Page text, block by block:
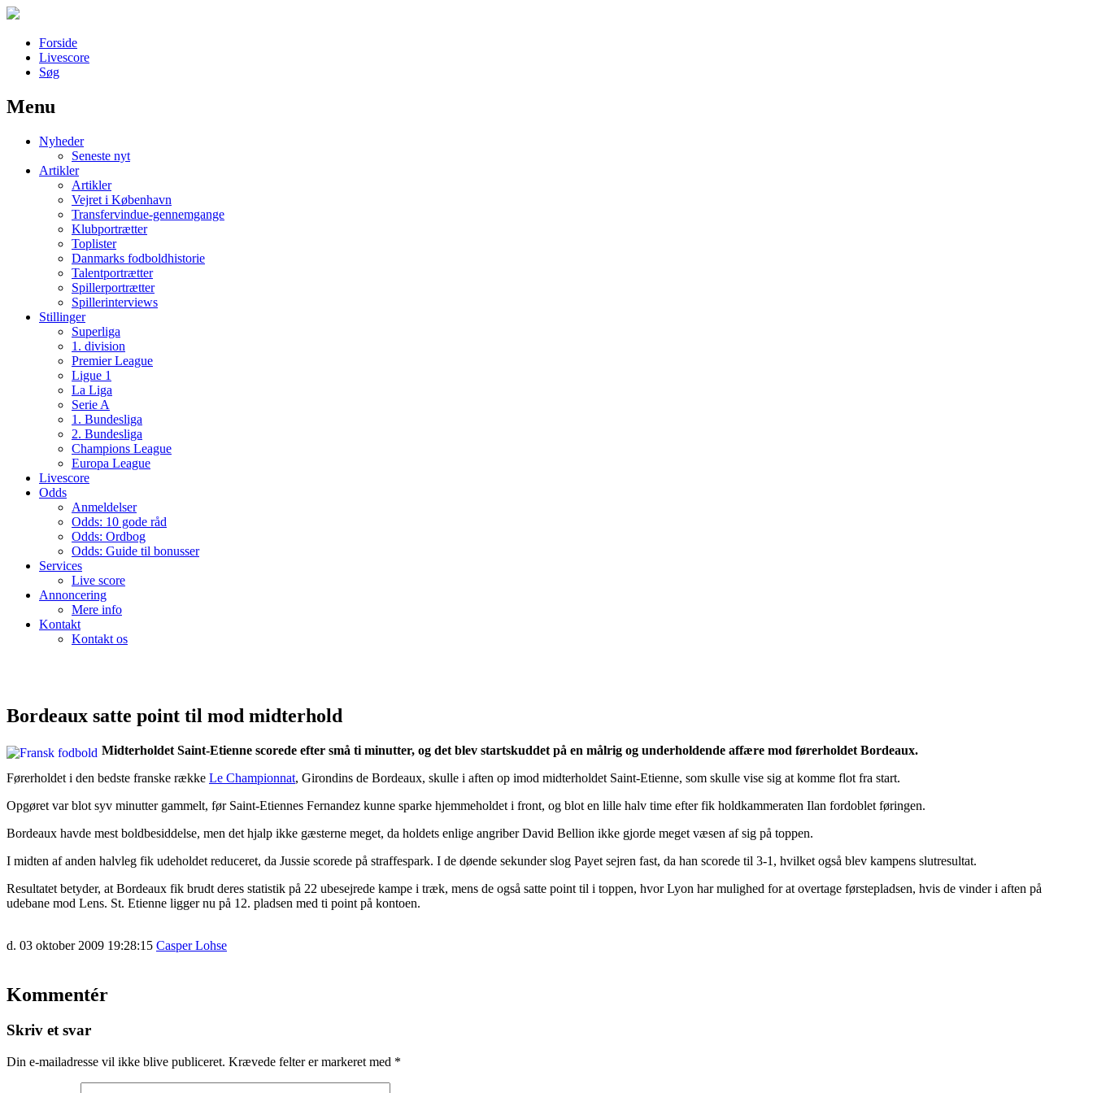
Forside
Livescore
Søg
Наши партнеры
лучшие займы
Menu
Nyheder
Seneste nyt
Artikler
Artikler
Vejret i København
Transfervindue-gennemgange
Klubportrætter
Toplister
Danmarks fodboldhistorie
Talentportrætter
Spillerportrætter
Spillerinterviews
Stillinger
Superliga
1. division
Premier League
Ligue 1
La Liga
Serie A
1. Bundesliga
2. Bundesliga
Champions League
Europa League
Livescore
Odds
Anmeldelser
Odds: 10 gode råd
Odds: Ordbog
Odds: Guide til bonusser
Services
Live score
Annoncering
Mere info
Kontakt
Kontakt os
Bordeaux satte point til mod midterhold
Midterholdet Saint-Etienne scorede efter små ti minutter, og det blev startskuddet på en målrig og underholdende affære mod førerholdet Bordeaux.
Førerholdet i den bedste franske række Le Championnat, Girondins de Bordeaux, skulle i aften op imod midterholdet Saint-Etienne, som skulle vise sig at komme flot fra start.
Opgøret var blot syv minutter gammelt, før Saint-Etiennes Fernandez kunne sparke hjemmeholdet i front, og blot en lille halv time efter fik holdkammeraten Ilan fordoblet føringen.
Bordeaux havde mest boldbesiddelse, men det hjalp ikke gæsterne meget, da holdets enlige angriber David Bellion ikke gjorde meget væsen af sig på toppen.
I midten af anden halvleg fik udeholdet reduceret, da Jussie scorede på straffespark. I de døende sekunder slog Payet sejren fast, da han scorede til 3-1, hvilket også blev kampens slutresultat.
Resultatet betyder, at Bordeaux fik brudt deres statistik på 22 ubesejrede kampe i træk, mens de også satte point til i toppen, hvor Lyon har mulighed for at overtage førstepladsen, hvis de vinder i aften på
udebane mod Lens. St. Etienne ligger nu på 12. pladsen med ti point på kontoen.
d. 03 oktober 2009 19:28:15 Casper Lohse
Kommentér
Skriv et svar
Din e-mailadresse vil ikke blive publiceret. Krævede felter er markeret med *